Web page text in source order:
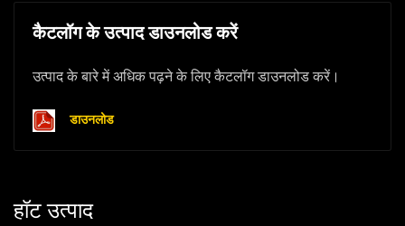
कैटलॉग के उत्पाद डाउनलोड करें
उत्पाद के बारे में अधिक पढ़ने के लिए कैटलॉग डाउनलोड करें।
डाउनलोड
हॉट उत्पाद